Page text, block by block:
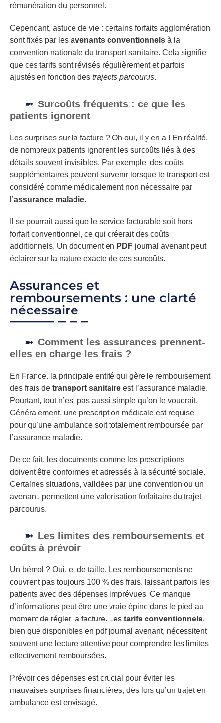
rémunération du personnel.
Cependant, astuce de vie : certains forfaits agglomération
sont fixés par les avenants conventionnels à la
convention nationale du transport sanitaire. Cela signifie
que ces tarifs sont révisés régulièrement et parfois
ajustés en fonction des trajects parcourus.
Surcoûts fréquents : ce que les
patients ignorent
Les surprises sur la facture ? Oh oui, il y en a ! En réalité,
de nombreux patients ignorent les surcoûts liés à des
détails souvent invisibles. Par exemple, des coûts
supplémentaires peuvent survenir lorsque le transport est
considéré comme médicalement non nécessaire par
l’assurance maladie.
Il se pourrait aussi que le service facturable soit hors
forfait conventionnel, ce qui créerait des coûts
additionnels. Un document en PDF journal avenant peut
éclairer sur la nature exacte de ces surcoûts.
Assurances et
remboursements : une clarté
nécessaire
Comment les assurances prennent-
elles en charge les frais ?
En France, la principale entité qui gère le remboursement
des frais de transport sanitaire est l’assurance maladie.
Pourtant, tout n’est pas aussi simple qu’on le voudrait.
Généralement, une prescription médicale est requise
pour qu’une ambulance soit totalement remboursée par
l’assurance maladie.
De ce fait, les documents comme les prescriptions
doivent être conformes et adressés à la sécurité sociale.
Certaines situations, validées par une convention ou un
avenant, permettent une valorisation forfaitaire du trajet
parcourus.
Les limites des remboursements et
coûts à prévoir
Un bémol ? Oui, et de taille. Les remboursements ne
couvrent pas toujours 100 % des frais, laissant parfois les
patients avec des dépenses imprévues. Ce manque
d’informations peut être une vraie épine dans le pied au
moment de régler la facture. Les tarifs conventionnels,
bien que disponibles en pdf journal avenant, nécessitent
souvent une lecture attentive pour comprendre les limites
effectivement remboursées.
Prévoir ces dépenses est crucial pour éviter les
mauvaises surprises financières, dès lors qu’un trajet en
ambulance est envisagé.